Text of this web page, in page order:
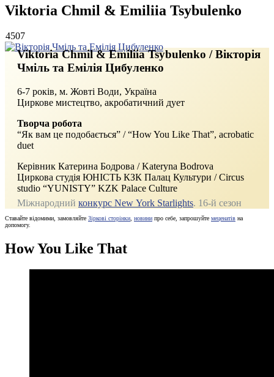
Viktoria Chmil & Emiliia Tsybulenko
4507
Viktoria Chmil & Emiliia Tsybulenko / Вікторія
Чміль та Емілія Цибуленко
6-7 років, м. Жовті Води, Україна
Циркове мистецтво, акробатичний дует
Творча робота
“Як вам це подобається” / “How You Like That”, acrobatic
duet
Керівник Катерина Бодрова / Kateryna Bodrova
Циркова студія ЮНІСТЬ КЗК Палац Культури / Circus
studio “YUNISTY” KZK Palace Culture
Міжнародний конкурс New York Starlights. 16‑й сезон
Ставайте відомими, замовляйте Зіркові сторінки новини про себе, запрошуйте меценатів на
допомогу.
How You Like That